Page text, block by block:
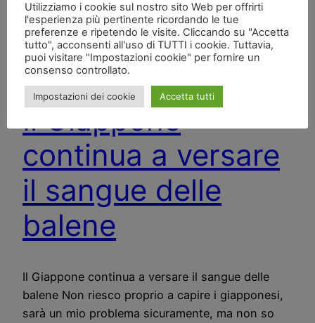
Il Giappone
continua a versare
il sangue delle
balene
Il Giappone continua a versare il sangue delle
balene Non riesco proprio a capire i giapponesi,
sarà un mio problema sicuramente, ma non so
Utilizziamo i cookie sul nostro sito Web per offrirti
l'esperienza più pertinente ricordando le tue
preferenze e ripetendo le visite. Cliccando su "Accetta
tutto", acconsenti all'uso di TUTTI i cookie. Tuttavia,
puoi visitare "Impostazioni cookie" per fornire un
consenso controllato.
Impostazioni dei cookie Accetta tutti